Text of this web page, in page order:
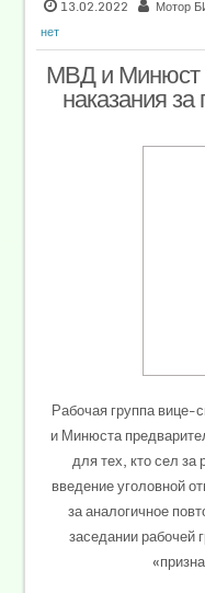
13.02.2022 Мотор
нет
МВД и Минюст
наказания
Рабочая группа
и Минюста
для тех, кто сел
введение уголовной
за аналогичное
заседании рабочей